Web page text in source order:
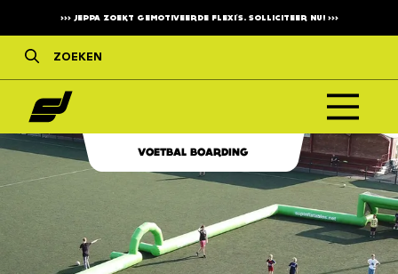
>>> JEPPA ZOEKT GEMOTIVEERDE FLEXI'S. SOLLICITEER NU!>>>
VOETBAL BOARDING